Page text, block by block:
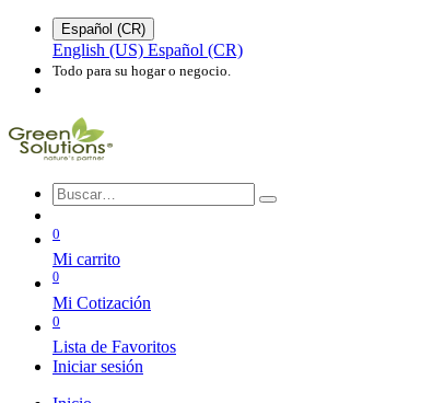
Español (CR)
English (US) Español (CR)
Todo para su hogar o negocio.
0
Mi carrito
0
Mi Cotización
0
Lista de Favoritos
Iniciar sesión